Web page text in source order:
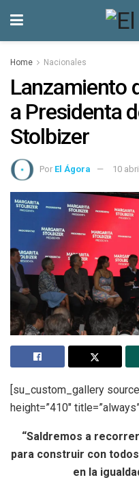
Home Nacionales
Lanzamiento
a Presidenta
Stolbizer
Por El Ágora 10
[su_custom_gallery
height=”410″
“Saldremos a
para construir con
en la